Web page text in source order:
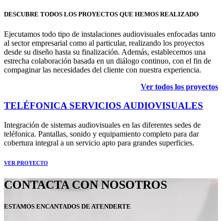
DESCUBRE TODOS LOS PROYECTOS QUE HEMOS REALIZADO
Ejecutamos todo tipo de instalaciones audiovisuales enfocadas tanto
al sector empresarial como al particular, realizando los proyectos
desde su diseño hasta su finalización. Además, establecemos una
estrecha colaboración basada en un diálogo continuo, con el fin de
compaginar las necesidades del cliente con nuestra experiencia.
Ver todos los proyectos
TELÉFONICA SERVICIOS AUDIOVISUALES
Integración de sistemas audiovisuales en las diferentes sedes de
teléfonica. Pantallas, sonido y equipamiento completo para dar
cobertura integral a un servicio apto para grandes superficies.
VER PROYECTO
CONTACTA CON NOSOTROS
ESTAMOS ENCANTADOS DE ATENDERTE